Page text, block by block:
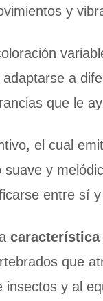
y
a
que le
el cual
y
entre sí
característica
que
y al